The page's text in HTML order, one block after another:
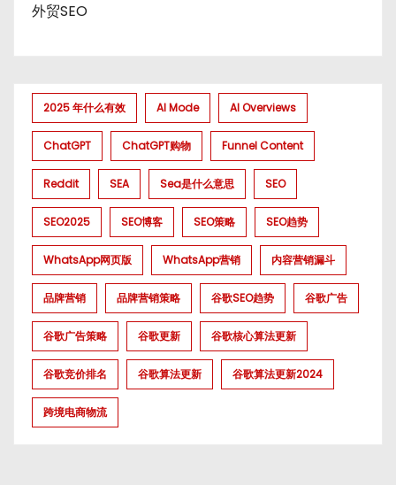
外贸SEO
2025 年什么有效 AI Mode AI Overviews
ChatGPT ChatGPT购物 Funnel Content
Reddit SEA Sea是什么意思 SEO
SEO2025 SEO博客 SEO策略 SEO趋势
WhatsApp网页版 WhatsApp营销 内容营销漏斗
品牌营销 品牌营销策略 谷歌SEO趋势 谷歌广告
谷歌广告策略 谷歌更新 谷歌核心算法更新
谷歌竞价排名 谷歌算法更新 谷歌算法更新2024
跨境电商物流